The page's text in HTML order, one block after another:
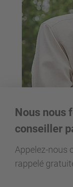
Nous nous
conseiller
Appelez-nous
rappelé